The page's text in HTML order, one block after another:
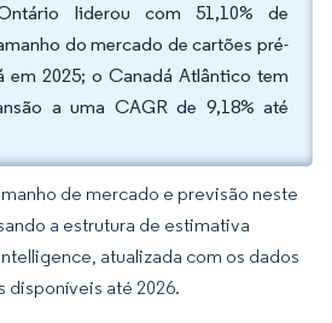
liderou com 51,10% de
do mercado de cartões pré-
em 2025; o Canadá Atlântico tem
a uma CAGR de 9,18% até
de mercado e previsão neste
a estrutura de estimativa
atualizada com os dados
disponíveis até 2026.